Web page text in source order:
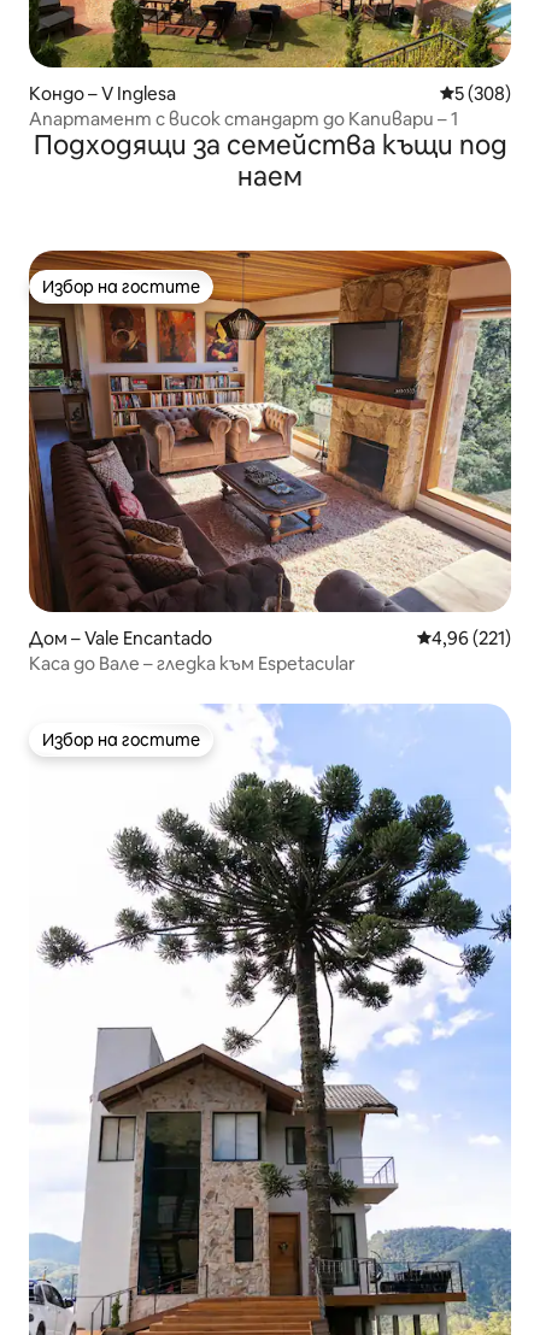
Кондо – V Inglesa Средна
5 (308)
Апартамент с висок стандарт до Капивари – 1
Подходящи за семейства къщи под
наем
Избор на гостите
Избор на гостите
Дом – Vale Encantado Средна
4,96 (221)
Каса до Вале – гледка към Espetacular
Избор на гостите
Избор на гостите